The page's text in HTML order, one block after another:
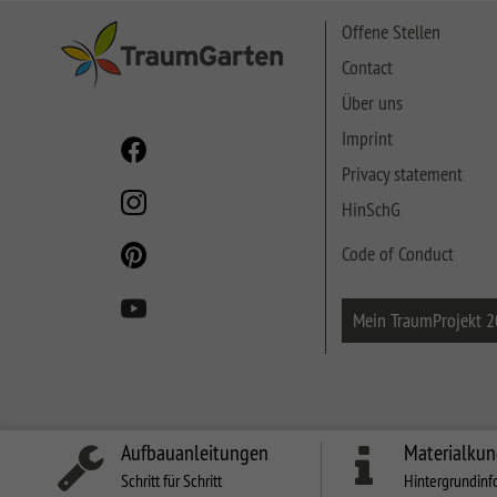
SYSTEM NEO HOLZ
SYSTEM RHOMBUS
HOLZ
LETTLAND & Co
Offene Stellen
Contact
Über uns
Imprint
Privacy statement
HinSchG
Code of Conduct
Mein TraumProjekt
Aufbauanleitungen
Schritt für Schritt